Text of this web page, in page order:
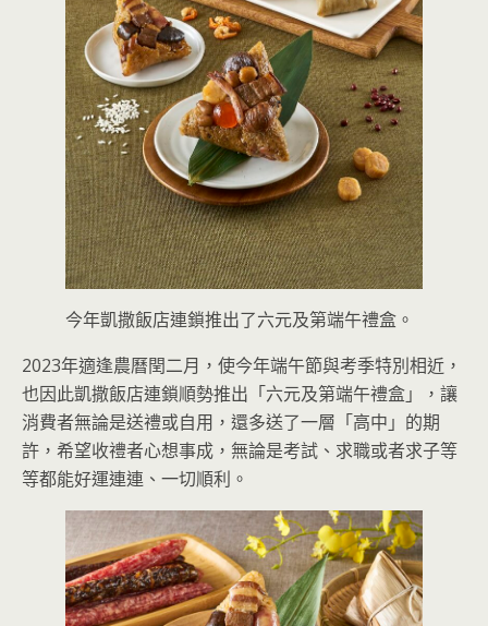
今年凱撒飯店連鎖推出了六元及第端午禮盒。
2023年適逢農曆閏二月，使今年端午節與考季特別相近，
也因此凱撒飯店連鎖順勢推出「六元及第端午禮盒」，讓
消費者無論是送禮或自用，還多送了一層「高中」的期
許，希望收禮者心想事成，無論是考試、求職或者求子等
等都能好運連連、一切順利。